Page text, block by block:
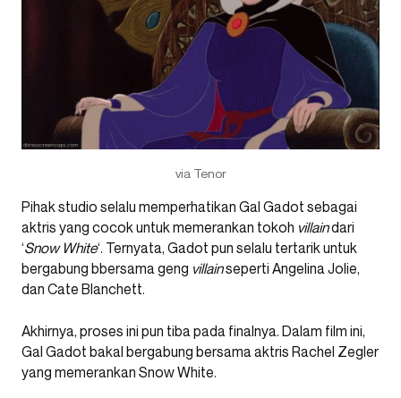
via Tenor
Pihak studio selalu memperhatikan Gal Gadot sebagai
aktris yang cocok untuk memerankan tokoh villaindari
‘Snow White‘. Ternyata, Gadot pun selalu tertarik untuk
bergabung bbersama geng villainseperti Angelina Jolie,
dan Cate Blanchett.
Akhirnya, proses ini pun tiba pada finalnya. Dalam film ini,
Gal Gadot bakal bergabung bersama aktris Rachel Zegler
yang memerankan Snow White.